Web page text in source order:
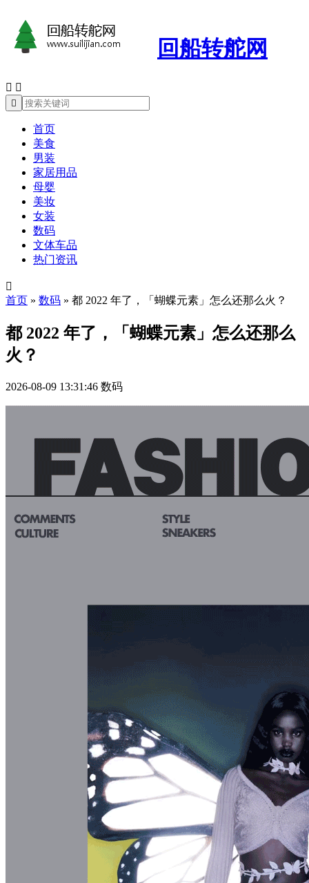
回船转舵网
 

首页
美食
男装
家居用品
母婴
美妆
女装
数码
文体车品
热门资讯

首页 » 数码 » 都 2022 年了，「蝴蝶元素」怎么还那么火？
都 2022 年了，「蝴蝶元素」怎么还那么
火？
2026-08-09 13:31:46 数码